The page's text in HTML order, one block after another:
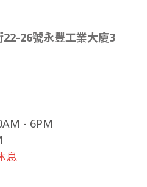
26號永豐工業大廈3
- 6PM
息